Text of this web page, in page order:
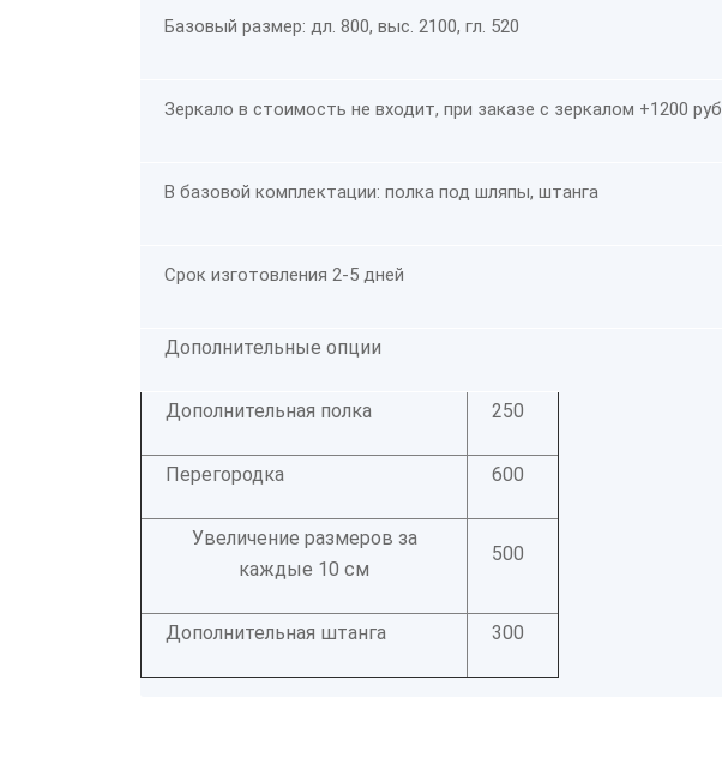
Базовый размер: дл. 800, выс. 2100, гл. 520
Зеркало в стоимость не входит, при заказе с зеркалом +1200 руб
В базовой комплектации: полка под шляпы, штанга
Срок изготовления 2-5 дней
Дополнительные опции
Дополнительная полка 250
Перегородка 600
Увеличение размеров за
каждые 10 см
500
Дополнительная штанга 300